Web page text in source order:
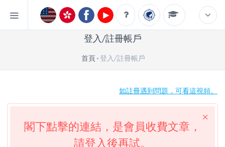
登入/註冊帳戶
首頁 登入/註冊帳戶
如註冊遇到問題，可看這視頻。
閣下點擊的連結，是會員收費文章，
請登入後再試。